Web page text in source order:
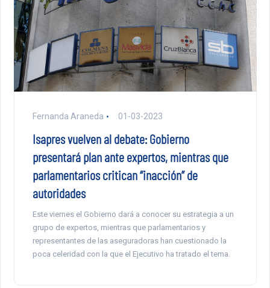
Fernanda Araneda 01-03-2023
Isapres vuelven al debate: Gobierno
presentará plan ante expertos, mientras que
parlamentarios critican “inacción” de
autoridades
Este viernes el Gobierno dará a conocer su estrategia a un
grupo de expertos, mientras que parlamentarios y
representantes de las aseguradoras han cuestionado la
poca celeridad con la que el Ejecutivo ha tratado el tema.